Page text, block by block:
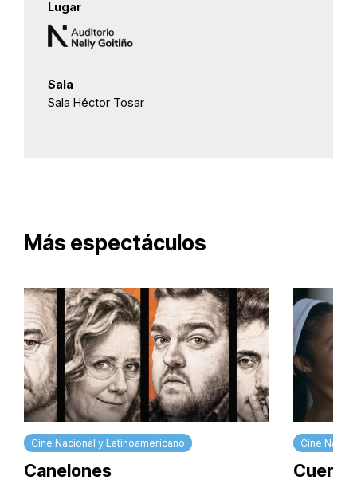
Lugar
Sala
Sala Héctor Tosar
Más espectáculos
Cine Nacional y Latinoamericano
Canelones
Cine